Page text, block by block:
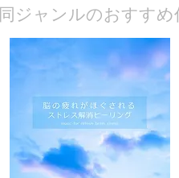
同ジャンルのおすすめ